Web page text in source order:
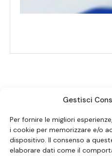
Gestisci
Per fornire le migliori
i cookie per memorizzare e/o
dispositivo. Il consenso a
elaborare dati come il
SEGUICI